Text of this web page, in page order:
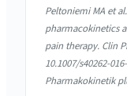
Peltoniemi MA et
pharmacokinetics
pain therapy. Clin
10.1007/s40262-
Pharmakokinetik